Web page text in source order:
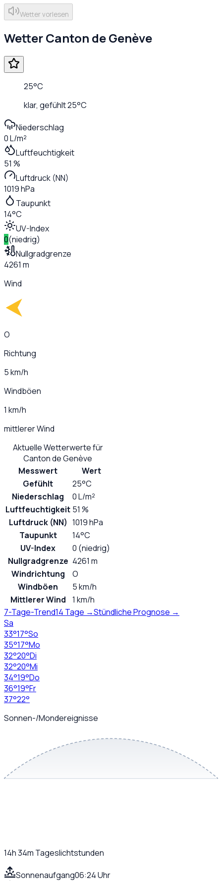
Wetter vorlesen
WetterCanton de Genève
25°C
klar, gefühlt25°C
Niederschlag
0 L/m²
Luftfeuchtigkeit
51 %
Luftdruck (NN)
1019 hPa
Taupunkt
14°C
UV-Index
0(niedrig)
Nullgradgrenze
4261 m
Wind
O
Richtung
5 km/h
Windböen
1 km/h
mittlerer Wind
Aktuelle Wetterwerte für
Canton de Genève
Messwert
Wert
Gefühlt
25°C
Niederschlag
0 L/m²
Luftfeuchtigkeit 51 %
Luftdruck (NN) 1019 hPa
Taupunkt
14°C
UV-Index
0 (niedrig)
Nullgradgrenze 4261 m
Windrichtung
O
Windböen
5 km/h
Mittlerer Wind
1 km/h
7-Tage-Trend14 Tage →Stündliche Prognose →
Sa
33°17°So
35°17°Mo
32°20°Di
32°20°Mi
34°19°Do
36°19°Fr
37°22°
Sonnen-/Mondereignisse
14h 34m Tageslichtstunden
Sonnenaufgang06:24 Uhr